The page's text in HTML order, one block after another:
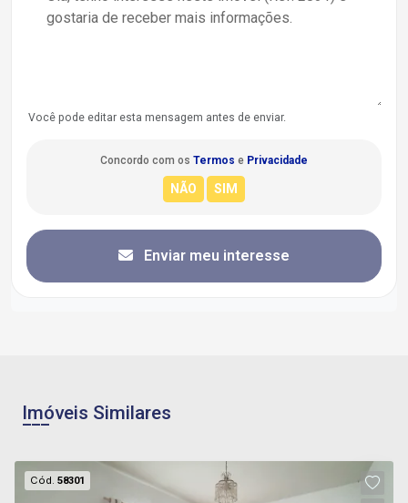
Você pode editar esta mensagem antes de enviar.
Concordo com os Termos e Privacidade
Enviar meu interesse
Imóveis Similares
Cód.58301